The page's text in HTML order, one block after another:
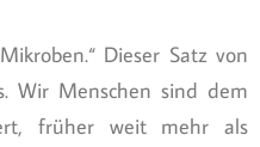
Dieser Satz von
Wir Menschen sind dem
früher weit mehr als